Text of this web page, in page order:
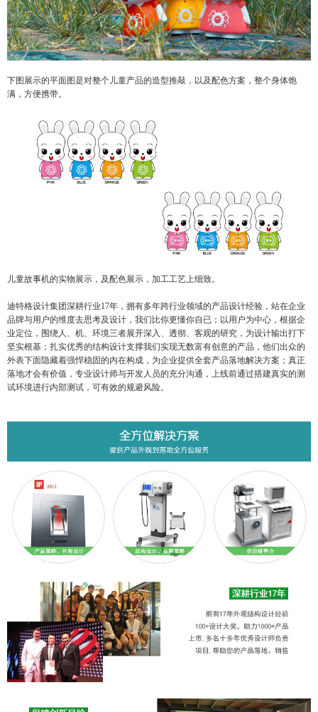
下图展示的平面图是对整个儿童产品的造型推敲，以及配色方案，整个身体饱
满，方便携带。
儿童故事机的实物展示，及配色展示，加工工艺上细致。
迪特格设计集团深耕行业17年，拥有多年跨行业领域的产品设计经验，站在企业
品牌与用户的维度去思考及设计，我们比你更懂你自已；以用户为中心，根据企
业定位，围绕人、机、环境三者展开深入、透彻、客观的研究，为设计输出打下
坚实根基；扎实优秀的结构设计支撑我们实现无数富有创意的产品，他们出众的
外表下面隐藏着强悍稳固的内在构成，为企业提供全套产品落地解决方案；真正
落地才会有价值，专业设计师与开发人员的充分沟通，上线前通过搭建真实的测
试环境进行内部测试，可有效的规避风险。